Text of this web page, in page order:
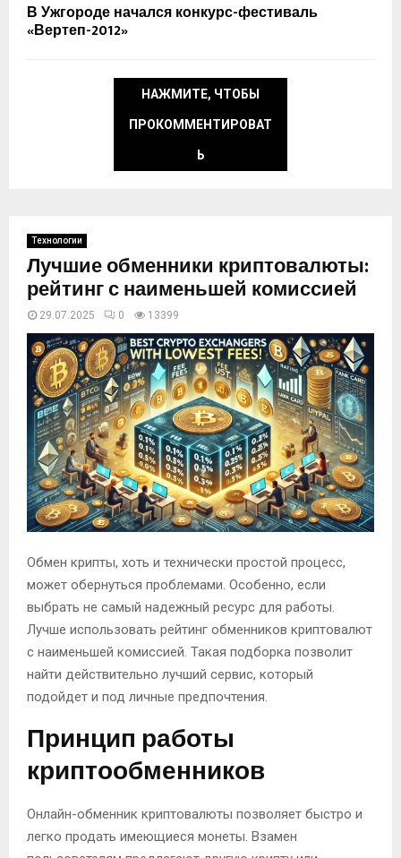
В Ужгороде начался конкурс-фестиваль
«Вертеп-2012»
НАЖМИТЕ, ЧТОБЫ
ПРОКОММЕНТИРОВАТ
Ь
Технологии
Лучшие обменники криптовалюты:
рейтинг с наименьшей комиссией
29.07.2025 0 13399
Обмен крипты, хоть и технически простой процесс,
может обернуться проблемами. Особенно, если
выбрать не самый надежный ресурс для работы.
Лучше использовать рейтинг обменников криптовалют
с наименьшей комиссией. Такая подборка позволит
найти действительно лучший сервис, который
подойдет и под личные предпочтения.
Принцип работы
криптообменников
Онлайн-обменник криптовалюты позволяет быстро и
легко продать имеющиеся монеты. Взамен